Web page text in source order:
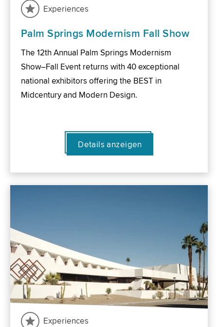
Experiences
Palm Springs Modernism Fall Show
The 12th Annual Palm Springs Modernism
Show–Fall Event returns with 40 exceptional
national exhibitors offering the BEST in
Midcentury and Modern Design.
Details anzeigen
Experiences